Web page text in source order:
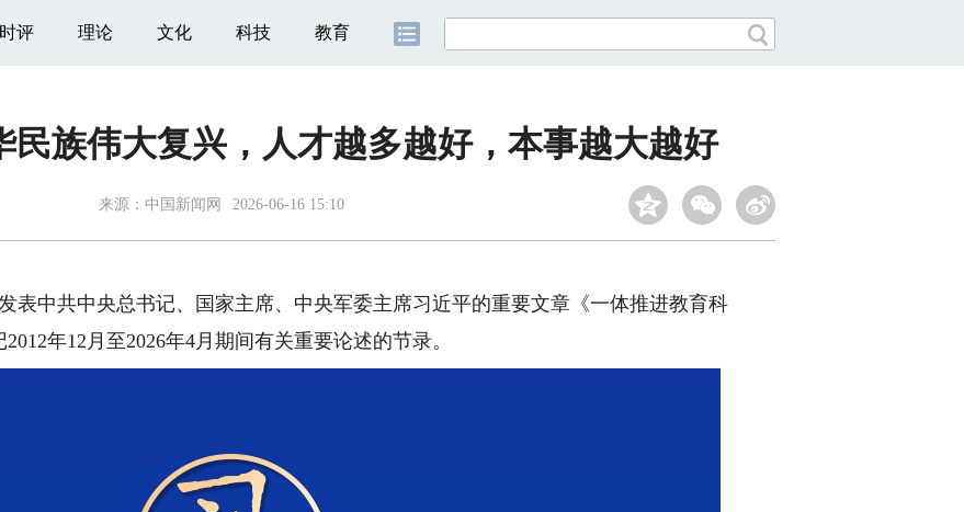
时评 理论 文化 科技 教育
民族伟大复兴，人才越多越好，本事越大越好
来源： 中国新闻网 2026-06-16 15:10
中共中央总书记、国家主席、中央军委主席习近平的重要文章《一体推进教育科
年12月至2026年4月期间有关重要论述的节录。